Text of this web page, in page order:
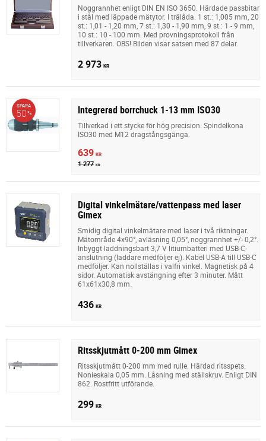
Noggrannhet enligt DIN EN ISO 3650. Härdade passbitar
i stål med läppade mätytor. I trälåda. 1 st.: 1,005 mm, 20
st.: 1,01 - 1,20 mm, 7 st.: 1,30 - 1,90 mm, 9 st.: 1 - 9 mm,
10 st.: 10 - 100 mm. Med provningsprotokoll från
tillverkaren. OBS! Bilden visar satsen med 87 delar.
2 973 KR
Integrerad borrchuck 1-13 mm ISO30
Tillverkad i ett stycke för hög precision. Spindelkona
ISO30 med M12 dragstångsgänga.
639 KR
1 277 KR
SPARA
50%
Digital vinkelmätare/vattenpass med laser
Gimex
Smidig digital vinkelmätare med laser i två riktningar.
Mätområde 4x90°, avläsning 0,05°, noggrannhet +/- 0,2°.
Inbyggt laddningsbart 3,7 V litiumbatteri med USB-C-
anslutning (laddare medföljer ej). Kabel USB-A till USB-C
medföljer. Kan nollställas i valfri vinkel. Magnetisk på 4
sidor. Automatisk avstängning efter 3 minuter. Mått
61x61x30,8 mm.
436 KR
Ritsskjutmått 0-200 mm Gimex
Ritsskjutmått 0-200 mm med rulle. Härdad ritsspets.
Nonieskala 0,05 mm. Låsning med ställskruv. Enligt DIN
862. Rostfritt utförande.
299 KR